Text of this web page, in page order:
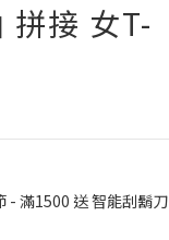
拼接 女T-
- 滿1500 送 智能刮鬍刀